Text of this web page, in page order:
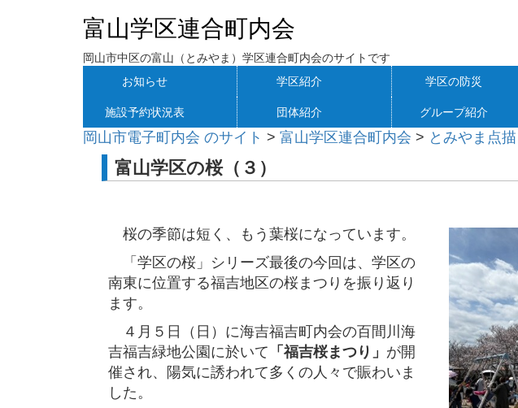
富山学区連合町内会
岡山市中区の富山（とみやま）学区連合町内会のサイトです
お知らせ
学区紹介 学区の防災
施設予約状況表 団体紹介 グループ紹介
岡山市電子町内会 のサイト > 富山学区連合町内会 > とみやま点描
富山学区の桜（３）
桜の季節は短く、もう葉桜になっています。
「学区の桜」シリーズ最後の今回は、学区の
南東に位置する福吉地区の桜まつりを振り返り
ます。
４月５日（日）に海吉福吉町内会の百間川海
吉福吉緑地公園に於いて 「福吉桜まつり」 が開
催され、陽気に誘われて多くの人々で賑わいま
した。